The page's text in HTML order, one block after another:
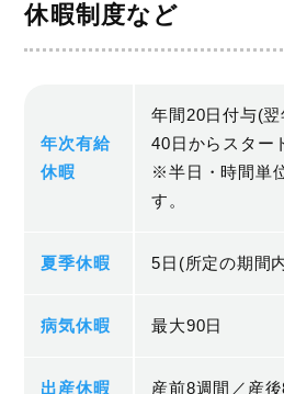
休暇制度など
年次有給
休暇
年間20日付与(
40日からスター
※半日・時間単
す。
夏季休暇 5日(所定の期間
病気休暇 最大90日
出産休暇 産前8週間／産